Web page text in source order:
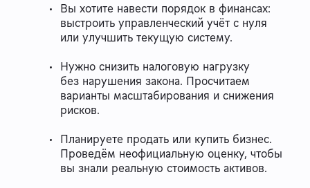
Вы хотите навести порядок в финансах:
выстроить управленческий учёт с нуля
или улучшить текущую систему.
Нужно снизить налоговую нагрузку
без нарушения закона. Просчитаем
варианты масштабирования и снижения
рисков.
Планируете продать или купить бизнес.
Проведём неофициальную оценку, чтобы
вы знали реальную стоимость активов.